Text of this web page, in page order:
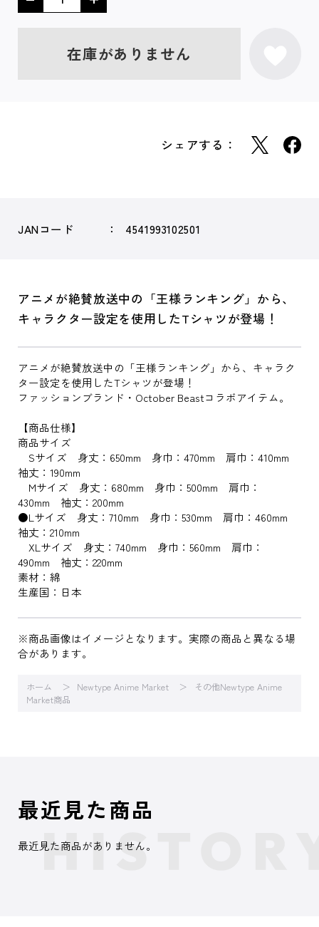
在庫がありません
シェアする：
JANコード 4541993102501
アニメが絶賛放送中の「王様ランキング」から、
キャラクター設定を使用したTシャツが登場！
アニメが絶賛放送中の「王様ランキング」から、キャラク
ター設定を使用したTシャツが登場！
ファッションブランド・October Beastコラボアイテム。
【商品仕様】
商品サイズ
Sサイズ 身丈：650mm 身巾：470mm 肩巾：410mm
袖丈：190mm
Mサイズ 身丈：680mm 身巾：500mm 肩巾：
430mm 袖丈：200mm
●Lサイズ 身丈：710mm 身巾：530mm 肩巾：460mm
袖丈：210mm
XLサイズ 身丈：740mm 身巾：560mm 肩巾：
490mm 袖丈：220mm
素材：綿
生産国：日本
※商品画像はイメージとなります。実際の商品と異なる場
合があります。
ホーム Newtype Anime Market
その他Newtype Anime
Market商品
最近見た商品
最近見た商品がありません。